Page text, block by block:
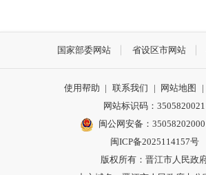
国家部委网站 省设区市网站
使用帮助 | 联系我们 | 网站地图 |
网站标识码：3505820021
闽公网安备：
闽ICP备2025114157号
版权所有：晋江市人民政